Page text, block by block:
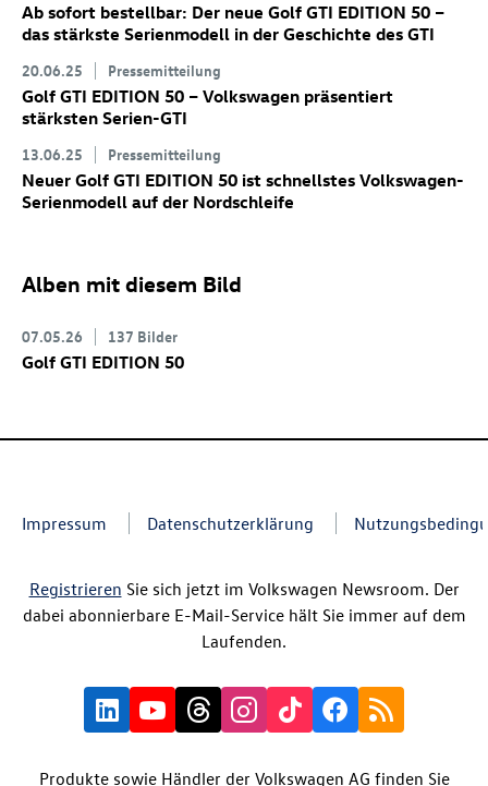
Ab sofort bestellbar: Der neue Golf GTI EDITION 50 –
das stärkste Serienmodell in der Geschichte des GTI
20.06.25 Pressemitteilung
Golf GTI EDITION 50 – Volkswagen präsentiert
stärksten Serien-GTI
13.06.25 Pressemitteilung
Neuer Golf GTI EDITION 50 ist schnellstes Volkswagen-
Serienmodell auf der Nordschleife
Alben mit diesem Bild
07.05.26 137 Bilder
Golf GTI EDITION 50
Impressum Datenschutzerklärung
Registrieren Sie sich jetzt im Volkswagen Newsroom. Der
dabei abonnierbare E-Mail-Service hält Sie immer auf dem
Laufenden.
Produkte sowie Händler der Volkswagen AG finden Sie